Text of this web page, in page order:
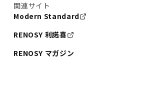
関連サイト
Modern Standard
RENOSY 利諾喜
RENOSY マガジン